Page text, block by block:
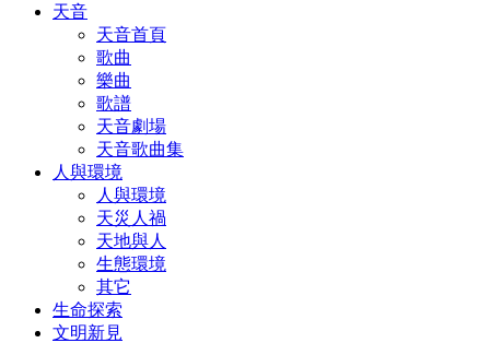
天音
天音首頁
歌曲
樂曲
歌譜
天音劇場
天音歌曲集
人與環境
人與環境
天災人禍
天地與人
生態環境
其它
生命探索
文明新見